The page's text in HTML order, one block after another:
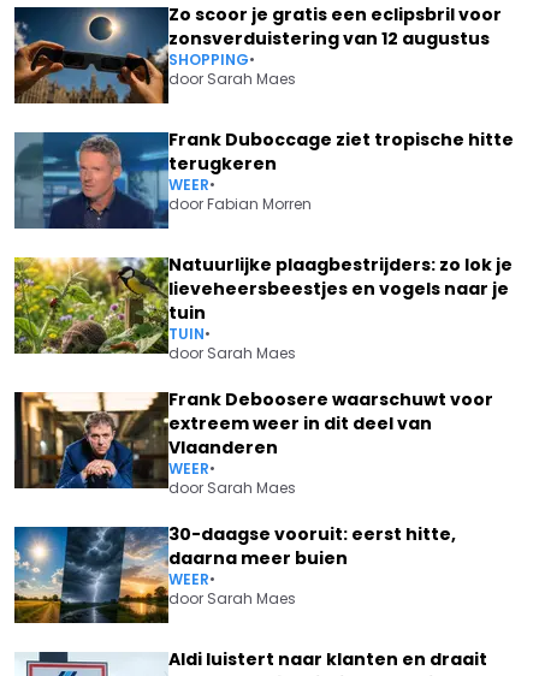
Zo scoor je gratis een eclipsbril voor
zonsverduistering van 12 augustus
SHOPPING•
door Sarah Maes
Frank Duboccage ziet tropische hitte
terugkeren
WEER•
doorFabian Morren
Natuurlijke plaagbestrijders: zo lok je
lieveheersbeestjes en vogels naar je
tuin
TUIN•
door Sarah Maes
Frank Deboosere waarschuwt voor
extreem weer in dit deel van
Vlaanderen
WEER•
door Sarah Maes
30-daagse vooruit: eerst hitte,
daarna meer buien
WEER•
door Sarah Maes
Aldi luistert naar klanten en draait